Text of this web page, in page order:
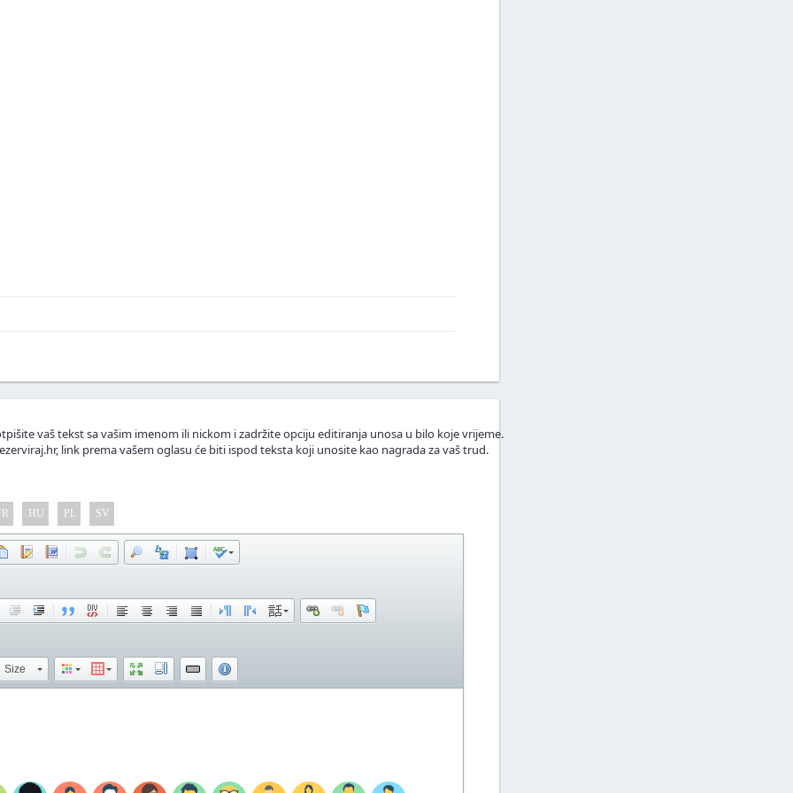
ili fotografije.
vaš tekst sa vašim imenom ili nickom i zadržite opciju editiranja unosa u bilo koje vrijeme.
link prema vašem oglasu će biti ispod teksta koji unosite kao nagrada za vaš trud.
HU PL SV
Size